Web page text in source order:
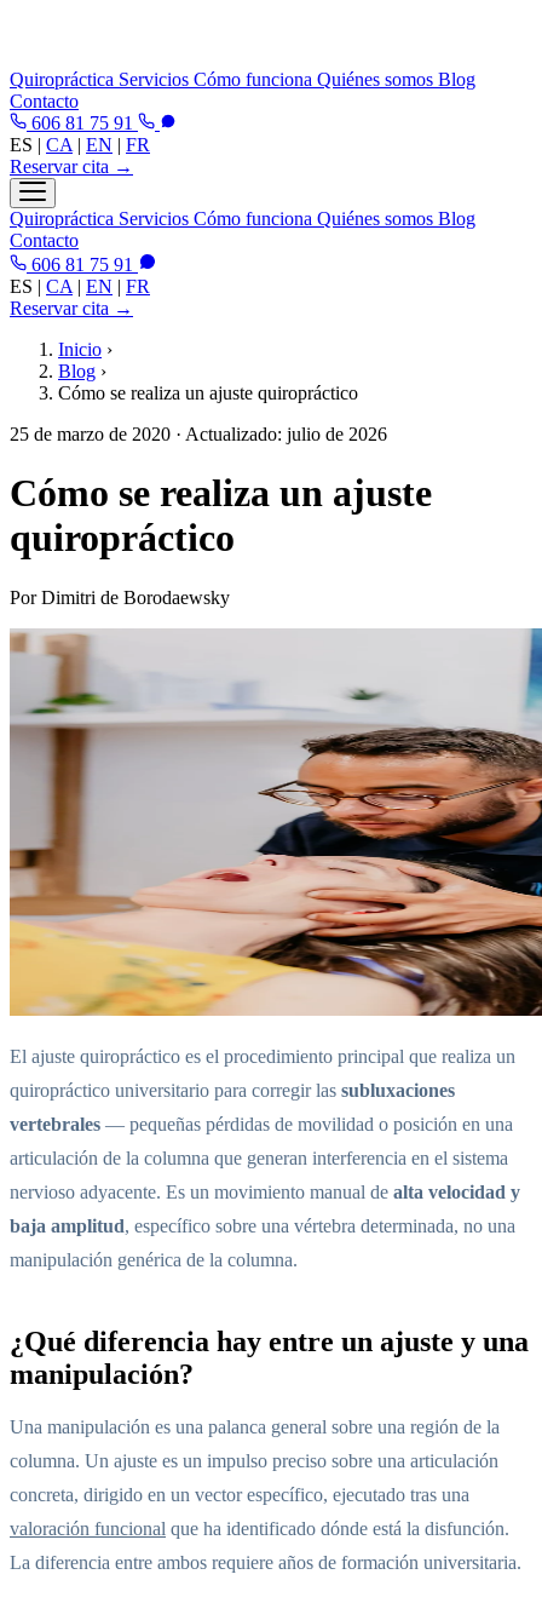
Quiropráctica Servicios Cómo funciona Quiénes somos Blog
Contacto
606 81 75 91
ES | CA | EN | FR
Reservar cita →
Quiropráctica Servicios Cómo funciona Quiénes somos Blog
Contacto
606 81 75 91
ES | CA | EN | FR
Reservar cita →
Inicio ›
Blog ›
Cómo se realiza un ajuste quiropráctico
25 de marzo de 2020 · Actualizado: julio de 2026
Cómo se realiza un ajuste
quiropráctico
Por Dimitri de Borodaewsky
El ajuste quiropráctico es el procedimiento principal que realiza un
quiropráctico universitario para corregir las subluxaciones
vertebrales — pequeñas pérdidas de movilidad o posición en una
articulación de la columna que generan interferencia en el sistema
nervioso adyacente. Es un movimiento manual de alta velocidad y
baja amplitud, específico sobre una vértebra determinada, no una
manipulación genérica de la columna.
¿Qué diferencia hay entre un ajuste y una
manipulación?
Una manipulación es una palanca general sobre una región de la
columna. Un ajuste es un impulso preciso sobre una articulación
concreta, dirigido en un vector específico, ejecutado tras una
valoración funcional que ha identificado dónde está la disfunción.
La diferencia entre ambos requiere años de formación universitaria.